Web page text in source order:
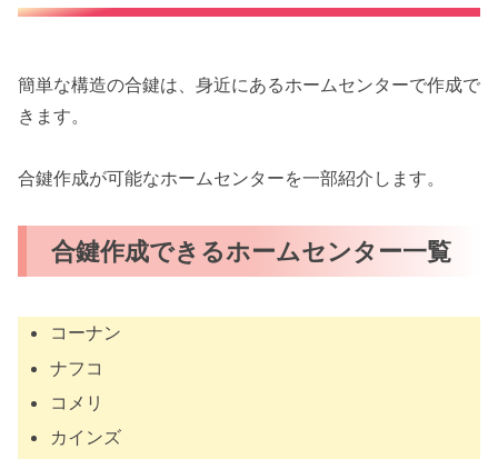
簡単な構造の合鍵は、身近にあるホームセンターで作成で
きます。
合鍵作成が可能なホームセンターを一部紹介します。
合鍵作成できるホームセンター一覧
コーナン
ナフコ
コメリ
カインズ